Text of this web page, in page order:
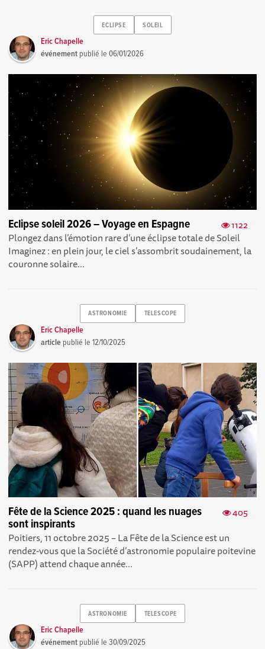
ECLIPSE SOLEIL
Eric Chapelle
événement publié le06/01/2026
1122
Eclipse soleil 2026 – Voyage en Espagne
Plongez dans l’émotion rare d’une éclipse totale de Soleil
Imaginez : en plein jour, le ciel s’assombrit soudainement, la
couronne solaire...
ASTRONOMIE TELESCOPE
Eric Chapelle
article publié le12/10/2025
405
Fête de la Science 2025 : quand les nuages
sont inspirants
Poitiers, 11 octobre 2025 – La Fête de la Science est un
rendez-vous que la Société d’astronomie populaire poitevine
(SAPP) attend chaque année...
ASTRONOMIE TELESCOPE
Eric Chapelle
événement publié le30/09/2025